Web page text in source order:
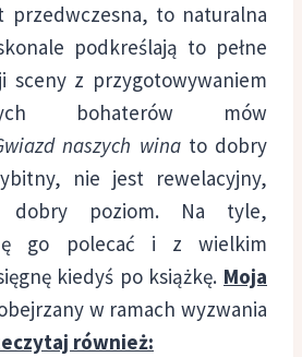
przedwczesna, to naturalna
podkreślają to pełne
sceny z przygotowywaniem
bohaterów mów
naszych winato dobry
nie jest rewelacyjny,
dobry poziom. Na tyle,
go polecać i z wielkim
kiedyś po książkę. Moja
w ramach wyzwania
również: